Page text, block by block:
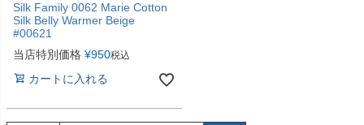
Silk Family 0062 Marie Cotton
Silk Belly Warmer Beige
#00621
当店特別価格 ¥950税込
カートに入れる